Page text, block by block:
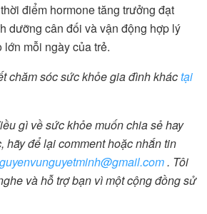
điểm hormone tăng trưởng đạt
dưỡng cân đối và vận động hợp lý
mỗi ngày của trẻ.
chăm sóc sức khỏe gia đình kháctại
gì về sức khỏe muốn chia sẻ hay
hãy để lại comment hoặc nhắn tin
. Tôi
và hỗ trợ bạn vì một cộng đồng sử